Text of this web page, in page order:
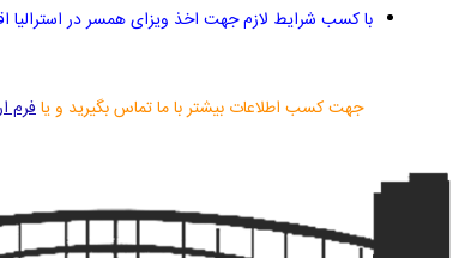
با کسب شرایط لازم جهت اخذ ویزای همسر در استرالیا
جهت کسب اطلاعات بیشتر با ما تماس بگیرید و یافرم